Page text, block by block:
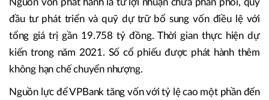
đầu tư phát triển và quỹ dự trữ bổ sung vốn điều lệ với
tổng giá trị gần 19.758 tỷ đồng. Thời gian thực hiện dự
kiến trong năm 2021. Số cổ phiếu được phát hành thêm
không hạn chế chuyển nhượng.
Nguồn lực để VPBank tăng vốn với tỷ lệ cao một phần đến